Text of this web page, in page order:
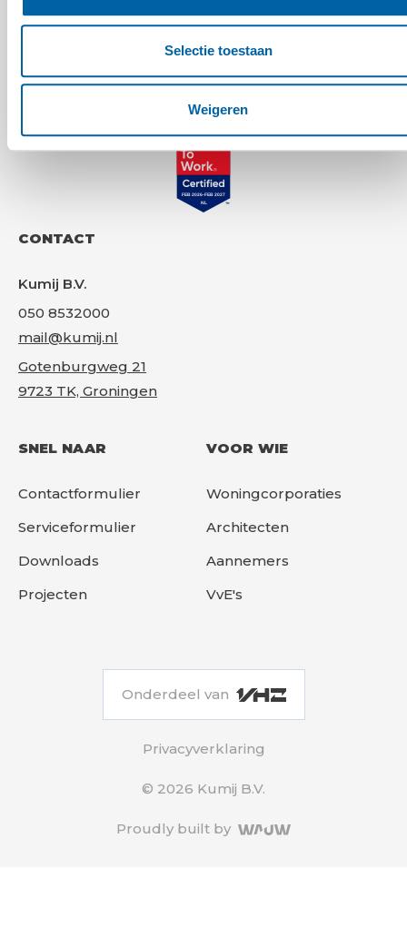
Selectie toestaan
Weigeren
CONTACT
Kumij B.V.
050 8532000
mail@kumij.nl
Gotenburgweg 21
9723 TK, Groningen
SNEL NAAR
Contactformulier
Serviceformulier
Downloads
Projecten
VOOR WIE
Woningcorporaties
Architecten
Aannemers
VvE's
Onderdeel van
© 2026 Kumij B.V.
Privacyverklaring
Proudly built by